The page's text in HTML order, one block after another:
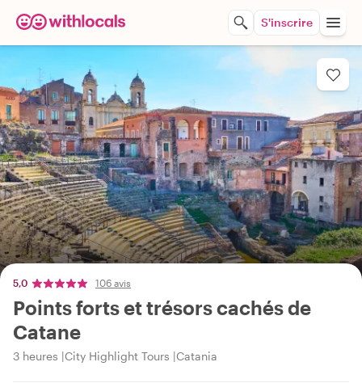
S'inscrire
5,0 106 avis
Points forts et trésors cachés de
Catane
3 heures City Highlight Tours Catania